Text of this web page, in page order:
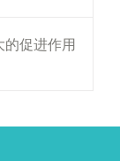
促进作用